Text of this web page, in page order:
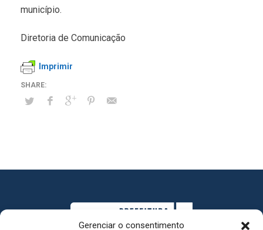
Gerenciar o consentimento
município.
Diretoria de Comunicação
Imprimir